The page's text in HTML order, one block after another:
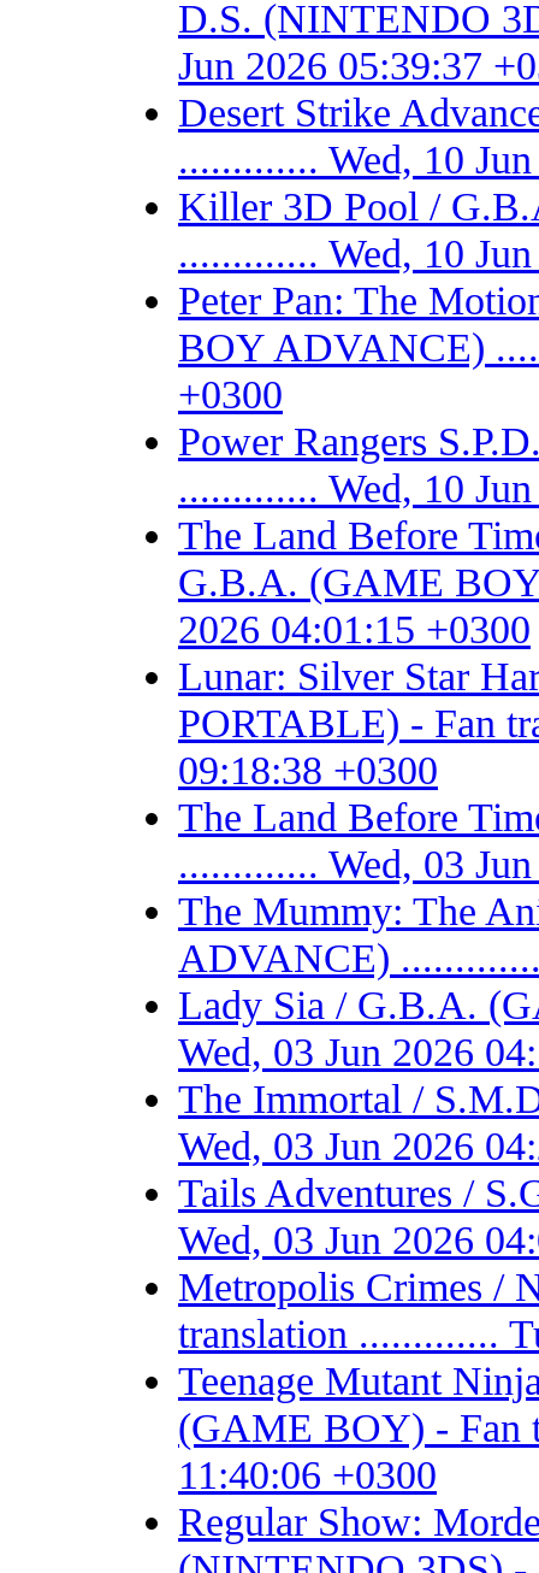
D.S. (NINTENDO
Jun 2026 05:39:37
Desert Strike
............. Wed, 10
Killer 3D Pool /
............. Wed, 10
Peter Pan: The
BOY ADVANCE)
+0300
Power Rangers
............. Wed, 10
The Land Before
G.B.A. (GAME
2026 04:01:15 +0300
Lunar: Silver Star
PORTABLE) - Fan
09:18:38 +0300
The Land Before
............. Wed, 03
The Mummy: The
ADVANCE)
Lady Sia / G.B.A.
Wed, 03 Jun 2026
The Immortal /
Wed, 03 Jun 2026
Tails Adventures /
Wed, 03 Jun 2026
Metropolis Crimes /
translation .............
Teenage Mutant
(GAME BOY) - Fan
11:40:06 +0300
Regular Show: